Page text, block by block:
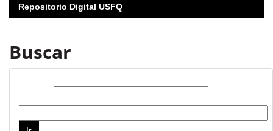
Repositorio Digital USFQ
Buscar